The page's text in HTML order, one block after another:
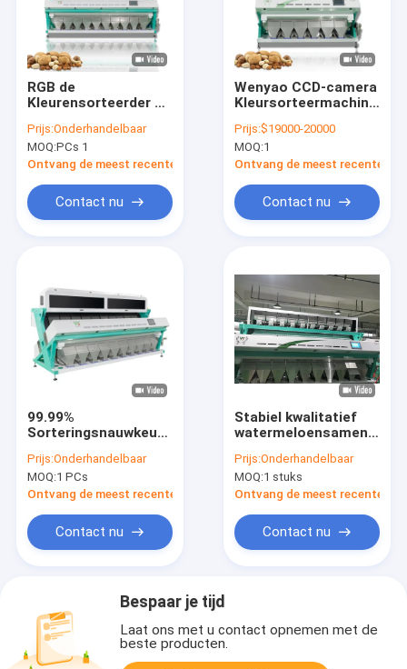
RGB de
Kleurensorteerder 10
Bonen Hellingen 640
Kanalen
Prijs:Onderhandelbaar
MOQ:PCs 1
Ontvang de meest recente Prijs
Contact nu
Wenyao CCD-camera
Kleursorteermachine
Kleursorteerapparatuur
Prijs:$19000-20000
MOQ:1
Ontvang de meest recente
Contact nu
99.99%
Sorteringsnauwkeurigheid
Sorter RGB Full Color
Cameras Color
Sorter
Prijs:Onderhandelbaar
MOQ:1 PCs
Ontvang de meest recente Prijs
Contact nu
Stabiel kwalitatief
watermeloensamen
sorteermachine
Graan kleur
sorteermachine
Prijs:Onderhandelbaar
MOQ:1 stuks
Ontvang de meest recente
Contact nu
Bespaar je tijd
Laat ons met u contact opnemen met de
beste producten.